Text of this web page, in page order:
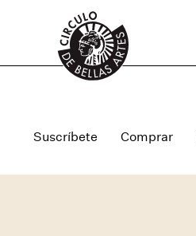
Suscríbete Comprar